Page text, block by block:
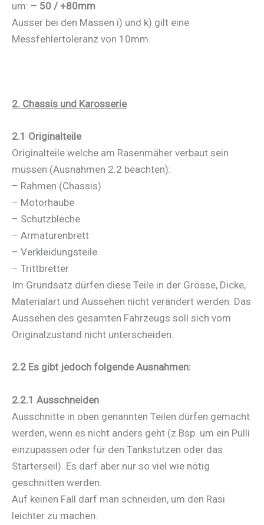
um: – 50 / +80mm
Ausser bei den Massen i) und k) gilt eine
Messfehlertoleranz von 10mm.
2. Chassis und Karosserie
2.1 Originalteile
Originalteile welche am Rasenmäher verbaut sein
müssen (Ausnahmen 2.2 beachten):
– Rahmen (Chassis)
– Motorhaube
– Schutzbleche
– Armaturenbrett
– Verkleidungsteile
– Trittbretter
Im Grundsatz dürfen diese Teile in der Grösse, Dicke,
Materialart und Aussehen nicht verändert werden. Das
Aussehen des gesamten Fahrzeugs soll sich vom
Originalzustand nicht unterscheiden.
2.2 Es gibt jedoch folgende Ausnahmen:
2.2.1 Ausschneiden
Ausschnitte in oben genannten Teilen dürfen gemacht
werden, wenn es nicht anders geht (z.Bsp. um ein Pulli
einzupassen oder für den Tankstutzen oder das
Starterseil). Es darf aber nur so viel wie nötig
geschnitten werden.
Auf keinen Fall darf man schneiden, um den Rasi
leichter zu machen.